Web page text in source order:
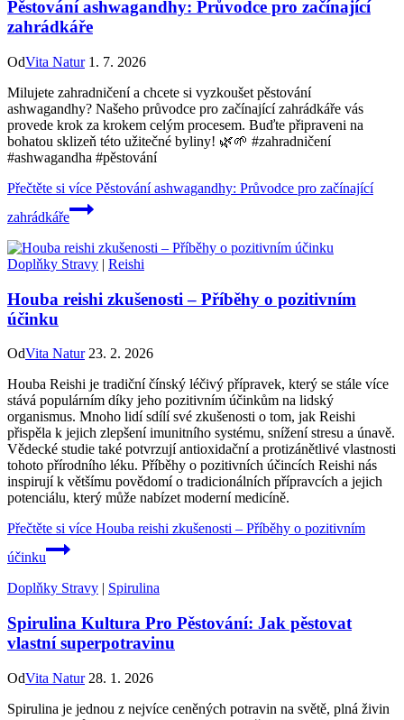
Pěstování ashwagandhy: Průvodce pro začínající
zahrádkáře
OdVita Natur 1. 7. 2026
Milujete zahradničení a chcete si vyzkoušet pěstování
ashwagandhy? Našeho průvodce pro začínající zahrádkáře vás
provede krok za krokem celým procesem. Buďte připraveni na
bohatou sklizeň této užitečné byliny! 🌿🌱 #zahradničení
#ashwagandha #pěstování
Přečtěte si více Pěstování ashwagandhy: Průvodce pro začínající
zahrádkáře
Doplňky Stravy | Reishi
Houba reishi zkušenosti – Příběhy o pozitivním
účinku
OdVita Natur 23. 2. 2026
Houba Reishi je tradiční čínský léčivý přípravek, který se stále více
stává populárním díky jeho pozitivním účinkům na lidský
organismus. Mnoho lidí sdílí své zkušenosti o tom, jak Reishi
přispěla k jejich zlepšení imunitního systému, snížení stresu a únavě.
Vědecké studie také potvrzují antioxidační a protizánětlivé vlastnosti
tohoto přírodního léku. Příběhy o pozitivních účincích Reishi nás
inspirují k většímu povědomí o tradicionálních přípravcích a jejich
potenciálu, který může nabízet moderní medicíně.
Přečtěte si více Houba reishi zkušenosti – Příběhy o pozitivním
účinku
Doplňky Stravy | Spirulina
Spirulina Kultura Pro Pěstování: Jak pěstovat
vlastní superpotravinu
OdVita Natur 28. 1. 2026
Spirulina je jednou z nejvíce ceněných potravin na světě, plná živin